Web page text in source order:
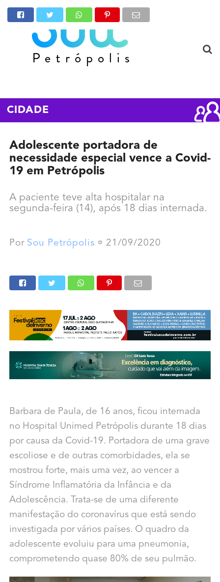
CIDADE
Adolescente portadora de
necessidade especial vence a Covid-
19 em Petrópolis
A paciente teve alta hospitalar na
segunda-feira (14), após 18 dias internada.
Por Sou Petrópolis 21/09/2020
Barbara de Paula, de 16 anos, ficou internada
no Hospital Unimed Petrópolis durante 18 dias
por causa da Covid-19. Portadora de uma grave
escoliose e de outras comorbidades, ela se
mostrou forte, mais uma vez, ao vencer a
Síndrome Inflamatória da Infância e da
Adolescência. Trata-se de uma diferente
manifestação do coronavírus que está sendo
investigada por vários países. O quadro da
adolescente evoluiu para uma pneumonia,
comprometendo quase 80% de seu pulmão.